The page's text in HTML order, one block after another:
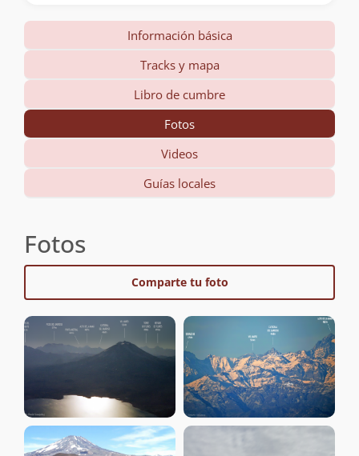
Información básica
Tracks y mapa
Libro de cumbre
Fotos
Videos
Guías locales
Fotos
Comparte tu foto